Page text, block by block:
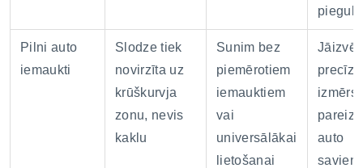
Pilni auto
iemaukti
Slodze tiek
novirzīta uz
krūškurvja
zonu, nevis
kaklu
Sunim bez
piemērotiem
iemauktiem
vai
universālākai
lietošanai
precīzs
izmērs
auto